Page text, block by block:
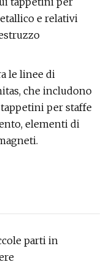
e relativi
le linee di
che includono
per staffe
elementi di
parti in